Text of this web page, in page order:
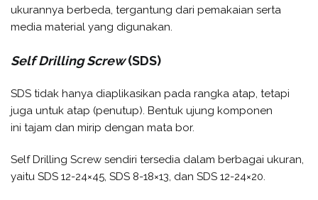
ukurannya berbeda, tergantung dari pemakaian serta
media material yang digunakan.
Self Drilling Screw(SDS)
SDS tidak hanya diaplikasikan pada rangka atap, tetapi
juga untuk atap (penutup). Bentuk ujung komponen
ini tajam dan mirip dengan mata bor.
Self Drilling Screw sendiri tersedia dalam berbagai ukuran,
yaitu SDS 12-24×45, SDS 8-18×13, dan SDS 12-24×20.